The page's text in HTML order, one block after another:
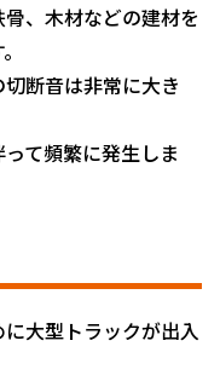
、木材などの建材を
断音は非常に大き
て頻繁に発生しま
大型トラックが出入